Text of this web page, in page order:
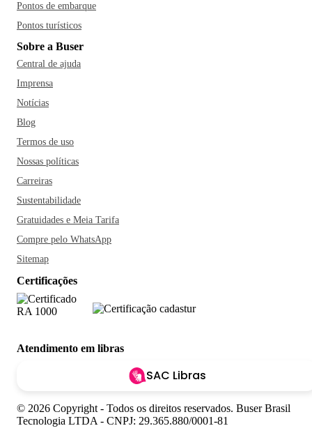
Pontos de embarque
Pontos turísticos
Sobre a Buser
Central de ajuda
Imprensa
Notícias
Blog
Termos de uso
Nossas políticas
Carreiras
Sustentabilidade
Gratuidades e Meia Tarifa
Compre pelo WhatsApp
Sitemap
Certificações
Atendimento em libras
SAC Libras
© 2026 Copyright - Todos os direitos reservados. Buser Brasil
Tecnologia LTDA - CNPJ: 29.365.880/0001-81